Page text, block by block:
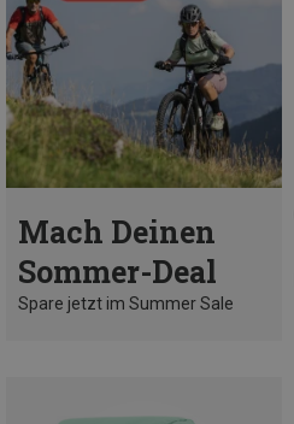
Mach Deinen
Sommer-Deal
Spare jetzt im Summer Sale